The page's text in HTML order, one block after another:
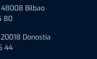
48008 Bilbao
80
Donostia
44